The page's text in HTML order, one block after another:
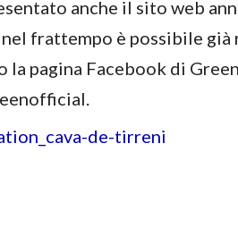
anche il sito web
frattempo è possibile già
pagina Facebook di